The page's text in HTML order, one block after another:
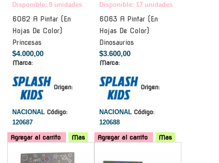
Disponible: 9 unidades
6062 A Pintar (En
Hojas De Color)
Princesas
$4.000,00
Marca:
Origen:
NACIONAL Código:
120687
Agregar al carrito Mas
Disponible: 17 unidades
6063 A Pintar (En
Hojas De Color)
Dinosaurios
$3.600,00
Marca:
Origen:
NACIONAL Código:
120688
Agregar al carrito
Mas